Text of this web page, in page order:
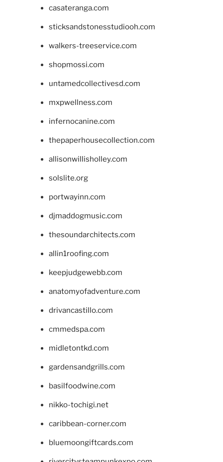
casateranga.com
sticksandstonesstudiooh.com
walkers-treeservice.com
shopmossi.com
untamedcollectivesd.com
mxpwellness.com
infernocanine.com
thepaperhousecollection.com
allisonwillisholley.com
solslite.org
portwayinn.com
djmaddogmusic.com
thesoundarchitects.com
allin1roofing.com
keepjudgewebb.com
anatomyofadventure.com
drivancastillo.com
cmmedspa.com
midletontkd.com
gardensandgrills.com
basilfoodwine.com
nikko-tochigi.net
caribbean-corner.com
bluemoongiftcards.com